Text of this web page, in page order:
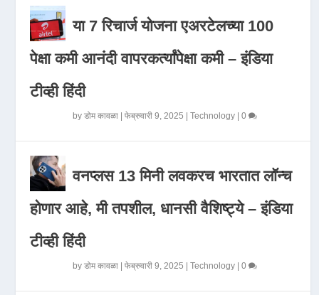
या 7 रिचार्ज योजना एअरटेलच्या 100
पेक्षा कमी आनंदी वापरकर्त्यांपेक्षा कमी – इंडिया
टीव्ही हिंदी
byडोम कावळा |फेब्रुवारी 9, 2025 |Technology |0
वनप्लस 13 मिनी लवकरच भारतात लॉन्च
होणार आहे, मी तपशील, धानसी वैशिष्ट्ये – इंडिया
टीव्ही हिंदी
byडोम कावळा |फेब्रुवारी 9, 2025 |Technology |0